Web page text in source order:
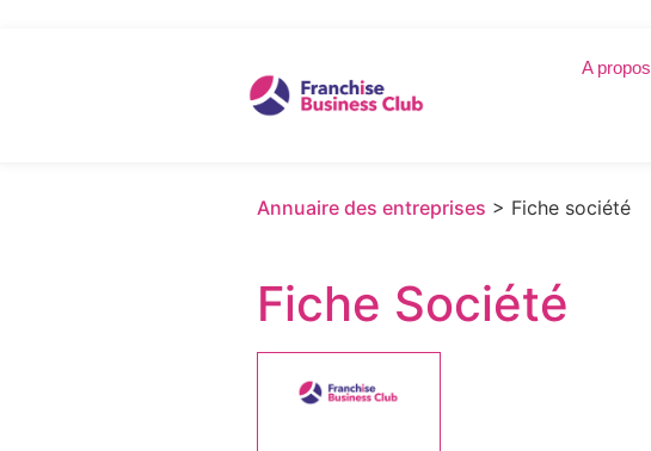
A propos
Annuaire des entreprises > Fiche société
Fiche Société